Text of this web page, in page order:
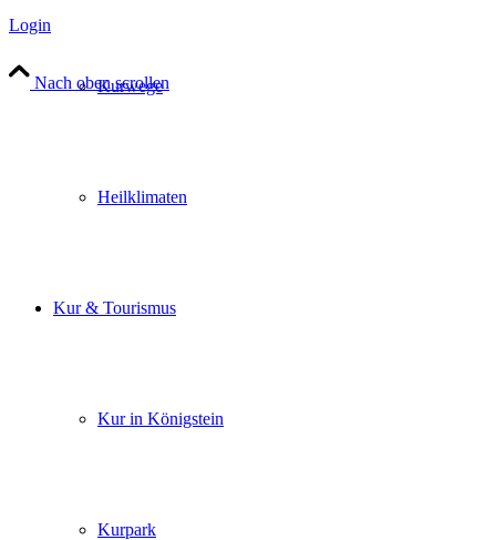
Kurwege
Heilklimaten
Kur & Tourismus
Kur in Königstein
Kurpark
Login
Nach oben scrollen